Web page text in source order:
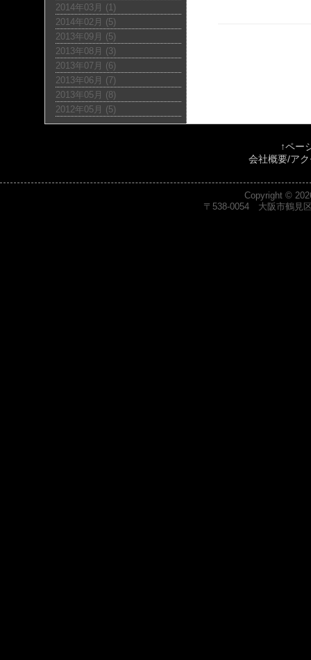
2014年03月 (1)
2014年02月 (5)
2013年09月 (5)
2013年08月 (3)
2013年07月 (6)
2013年06月 (7)
2013年05月 (8)
2012年05月 (5)
↑ペー
会社概要/ア
Copyright ©
〒538-0054 大阪市鶴見